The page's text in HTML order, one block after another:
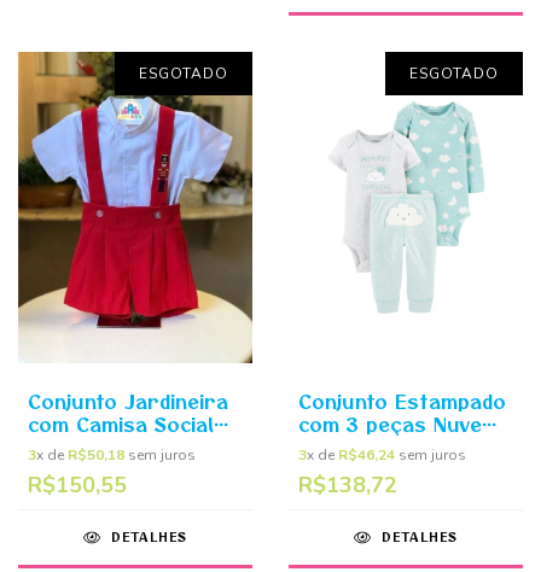
ESGOTADO
Conjunto Jardineira
com Camisa Social
Soldadinho - Kafka
Baby
3x de R$50,18 sem juros
R$150,55
DETALHES
ESGOTADO
Conjunto Estampado
com 3 peças Nuvem
- Carter's
3x de R$46,24 sem juros
R$138,72
DETALHES